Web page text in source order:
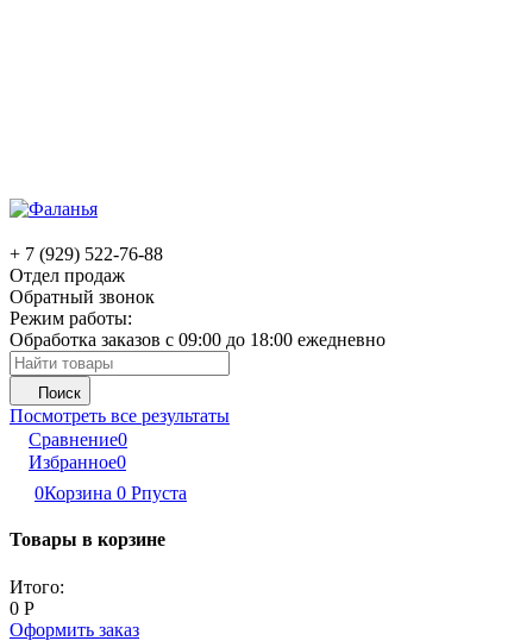
+ 7 (929) 522-76-88
Отдел продаж
Обратный звонок
Режим работы:
Обработка заказов с 09:00 до 18:00 ежедневно
Поиск
Посмотреть все результаты
Сравнение0
Избранное0
0Корзина 0 Рпуста
Товары в корзине
Итого:
0 Р
Оформить заказ